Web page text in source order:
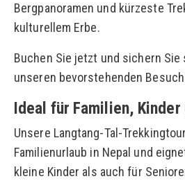
Bergpanoramen und kürzeste
kulturellem Erbe.
Buchen Sie jetzt und sichern
unseren bevorstehenden
Ideal für Familien, Kinder
Unsere Langtang-Tal-
Familienurlaub in Nepal und
kleine Kinder als auch für